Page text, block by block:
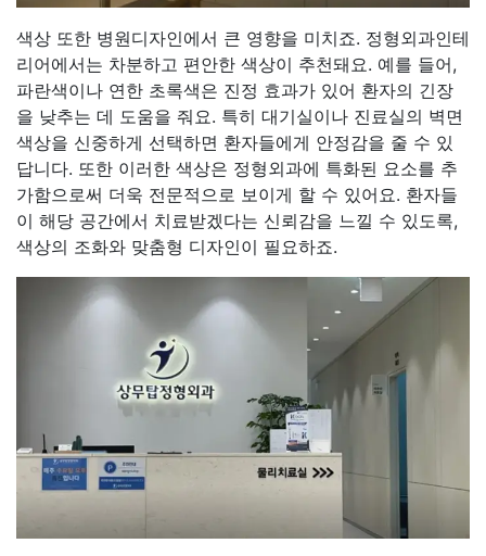
색상 또한 병원디자인에서 큰 영향을 미치죠. 정형외과인테
리어에서는 차분하고 편안한 색상이 추천돼요. 예를 들어,
파란색이나 연한 초록색은 진정 효과가 있어 환자의 긴장
을 낮추는 데 도움을 줘요. 특히 대기실이나 진료실의 벽면
색상을 신중하게 선택하면 환자들에게 안정감을 줄 수 있
답니다. 또한 이러한 색상은 정형외과에 특화된 요소를 추
가함으로써 더욱 전문적으로 보이게 할 수 있어요. 환자들
이 해당 공간에서 치료받겠다는 신뢰감을 느낄 수 있도록,
색상의 조화와 맞춤형 디자인이 필요하죠.